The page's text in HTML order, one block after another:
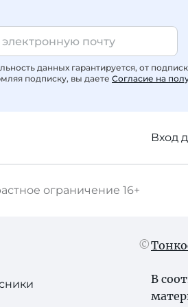
данных гарантируется, от
подписку, вы даете Согласие на
Вход
ограничение 16+
В